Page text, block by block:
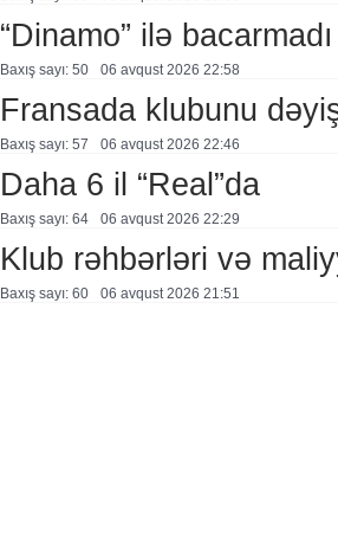
“Dinamo” ilə bacarmadı
Baxış sayı: 50 06 avqust 2026 22:58
Fransada klubunu
Baxış sayı: 57 06 avqust 2026 22:46
Daha 6 il “Real”da
Baxış sayı: 64 06 avqust 2026 22:29
Klub rəhbərləri və
Baxış sayı: 60 06 avqust 2026 21:51